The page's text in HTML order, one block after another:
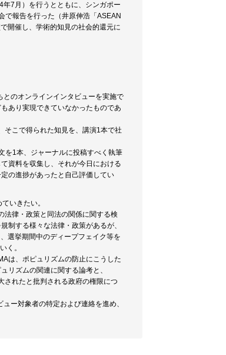
7月）を行うとともに、シンガポー
で報告を行った（井原伸浩「ASEAN
開催し、学術的知見の社会的還元に
のオンラインインタビューを実施で
あり実現できていなかったものであ
そこで得られた知見を、講演1本で社
を1本、ジャーナルに投稿すべく執筆
資料を収集し、それが今日における
の進捗があったと自己評価してい
いきたい。
法律・政策と同法の関係に関する検
制する様々な法律・政策があるが、
選挙期間中のディープフェイク等を
く。
は、ポピュリズムの防止にこうした
リズムの関連に関する論考と、
されたと批判される政府の権限につ
ー対象者の特定および連絡を進め、